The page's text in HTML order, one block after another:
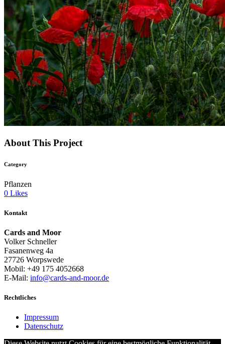
About This Project
Category
Pflanzen
0 Likes
Kontakt
Cards and Moor
Volker Schneller
Fasanenweg 4a
27726 Worpswede
Mobil: +49 175 4052668
E-Mail: info@cards-and-moor.de
Rechtliches
Impressum
Datenschutz